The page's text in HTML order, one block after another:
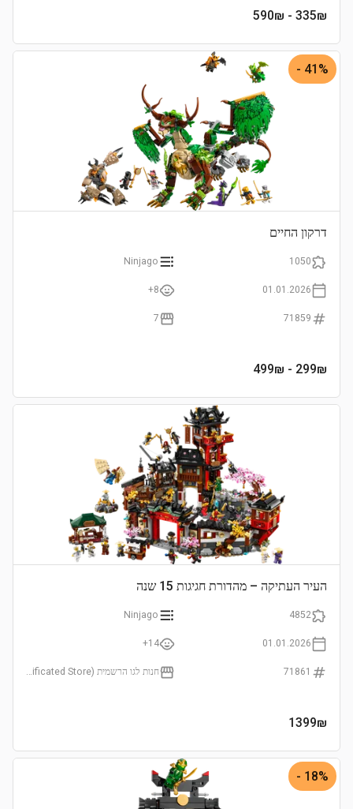
335₪
- 590₪
41% -
דרקון החיים
1050
Ninjago
01.01.2026
8+
71859
7
299₪
- 499₪
העיר העתיקה – מהדורת חגיגות 15 שנה
4852
Ninjago
01.01.2026
14+
71861 חנות לגו הרשמית (LEGO Certificated Store)
1399₪
18% -